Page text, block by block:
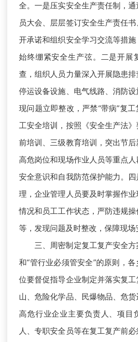
全。一是压实安全生产责任制，
员大会、层层签订安全生产责任
开承诺和组织安全学习交流等措施
始终绷紧安全生产弦。二是开展
查，组织人员力量深入开展隐患
停运设备设施、电气线路、消防
现问题立即整改，严禁“带病”复
工安全培训，按照《安全生产法
前培训、三级教育培训，突出节后
高危岗位和现场作业人员等重点
安全意识和自我防范保护能力。
理，企业管理人员要及时掌握作
情况和员工工作状态，严防违规
等，发现问题及时整改，保障现场
三、周密制定复工复产安全
和“管行业必须管安全”的原则，
位要督促指导企业制定并落实复
山、危险化学品、民爆物品、危
高危行业企业主要负责人、项目
人、专职安全员等在复工复产前